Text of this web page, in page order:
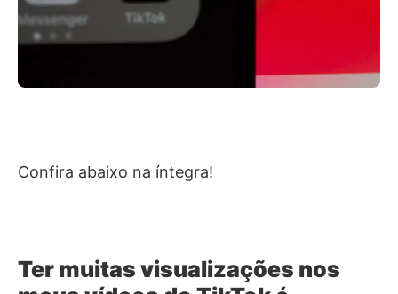
Confira abaixo na íntegra!
Ter muitas visualizações nos